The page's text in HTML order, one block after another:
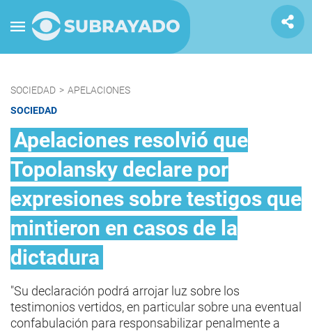
SOCIEDAD > APELACIONES
SOCIEDAD
Apelaciones resolvió que
Topolansky declare por
expresiones sobre testigos que
mintieron en casos de la
dictadura
"Su declaración podrá arrojar luz sobre los
testimonios vertidos, en particular sobre una eventual
confabulación para responsabilizar penalmente a